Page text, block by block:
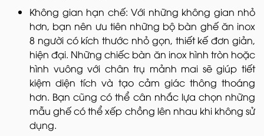
Không gian hạn chế: Với những không gian nhỏ
hơn, bạn nên ưu tiên những bộ bàn ghế ăn inox
8 người có kích thước nhỏ gọn, thiết kế đơn giản,
hiện đại. Những chiếc bàn ăn inox hình tròn hoặc
hình vuông với chân trụ mảnh mai sẽ giúp tiết
kiệm diện tích và tạo cảm giác thông thoáng
hơn. Bạn cũng có thể cân nhắc lựa chọn những
mẫu ghế có thể xếp chồng lên nhau khi không sử
dụng.